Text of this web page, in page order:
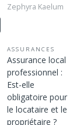
Zephyra Kaelum
ASSURANCES
Assurance local
professionnel :
Est-elle
obligatoire pour
le locataire et le
propriétaire ?